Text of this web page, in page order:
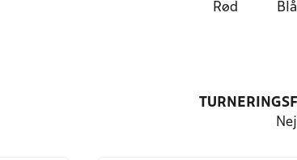
Rød Blå
Nej